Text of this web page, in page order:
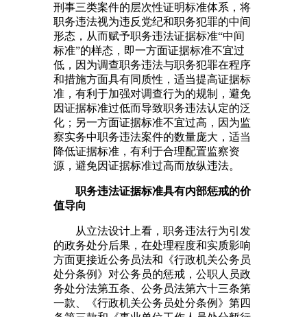
刑事三类案件的层次性证明标准体系，将
职务违法视为违反党纪和职务犯罪的中间
形态，从而赋予职务违法证据标准“中间
标准”的样态，即一方面证据标准不宜过
低，因为调查职务违法与职务犯罪在程序
和措施方面具有同质性，适当提高证据标
准，有利于加强对调查行为的规制，避免
因证据标准过低而导致职务违法认定的泛
化；另一方面证据标准不宜过高，因为监
察实务中职务违法案件的数量庞大，适当
降低证据标准，有利于合理配置监察资
源，避免因证据标准过高而放纵违法。
职务违法证据标准具有内部惩戒的价
值导向
从立法设计上看，职务违法行为引发
的政务处分后果，在处理程度和实质影响
方面更接近公务员法和《行政机关公务员
处分条例》对公务员的惩戒，公职人员政
务处分法第五条、公务员法第六十三条第
一款、《行政机关公务员处分条例》第四